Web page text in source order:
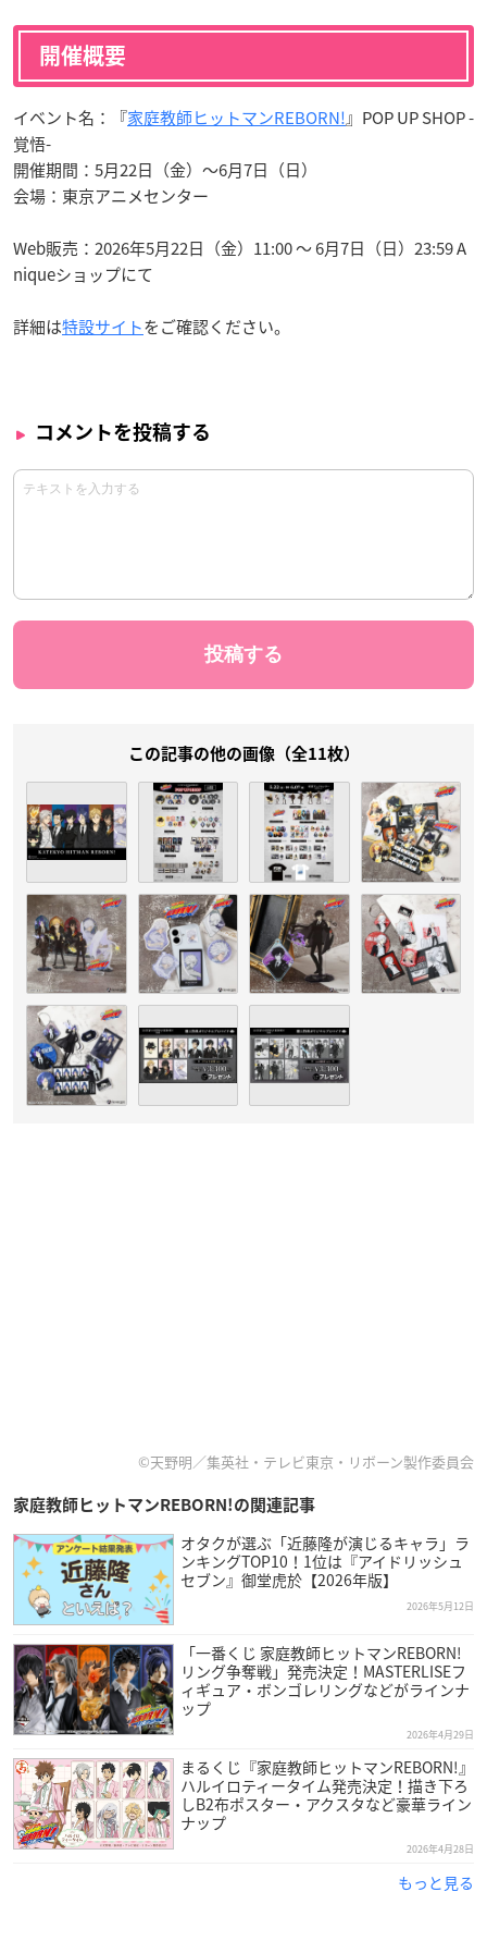
開催概要
イベント名：『家庭教師ヒットマンREBORN!』POP UP SHOP -
覚悟-
開催期間：5月22日（金）〜6月7日（日）
会場：東京アニメセンター
Web販売：2026年5月22日（金）11:00 〜 6月7日（日）23:59 A
niqueショップにて
詳細は特設サイトをご確認ください。
コメントを投稿する
この記事の他の画像（全11枚）
©天野明／集英社・テレビ東京・リボーン製作委員会
家庭教師ヒットマンREBORN!の関連記事
オタクが選ぶ「近藤隆が演じるキャラ」ラ
ンキングTOP10！1位は『アイドリッシュ
セブン』御堂虎於【2026年版】
2026年5月12日
「一番くじ 家庭教師ヒットマンREBORN!
リング争奪戦」発売決定！MASTERLISEフ
ィギュア・ボンゴレリングなどがラインナ
ップ
2026年4月29日
まるくじ『家庭教師ヒットマンREBORN!』
ハルイロティータイム発売決定！描き下ろ
しB2布ポスター・アクスタなど豪華ライン
ナップ
2026年4月28日
もっと見る